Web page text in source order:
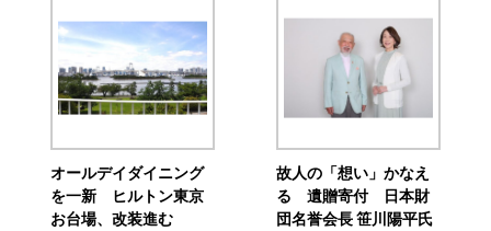
オールデイダイニング
を一新 ヒルトン東京
お台場、改装進む
故人の「想い」かなえ
る 遺贈寄付 日本財
団名誉会長 笹川陽平氏